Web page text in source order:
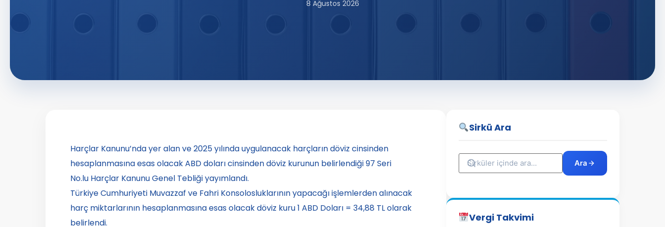
8 Ağustos 2026
Harçlar Kanunu’nda yer alan ve 2025 yılında uygulanacak harçların döviz cinsinden
hesaplanmasına esas olacak ABD doları cinsinden döviz kurunun belirlendiği 97 Seri
No.lu Harçlar Kanunu Genel Tebliği yayımlandı.
Türkiye Cumhuriyeti Muvazzaf ve Fahri Konsolosluklarının yapacağı işlemlerden alınacak
harç miktarlarının hesaplanmasına esas olacak döviz kuru 1 ABD Doları = 34,88 TL olarak
belirlendi.
Sirkü Ara
Ara
Vergi Takvimi